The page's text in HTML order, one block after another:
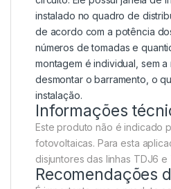
instalado no quadro de
de acordo com a potência
números de tomadas e
montagem é individual, sem
desmontar o barramento, o
instalação.
Informações
Este produto não é indicado
fotovoltaicas. Para esta
disjuntores das linhas TDJ6 e
Recomendações